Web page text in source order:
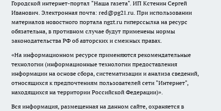
Городской интернет-портал "Наша газета". ИП Кстенин Сергей
Иванович. Электронная почта: red@pg21.ru. При использовании
материалов новостного портала ngzt.ru гиперссылка на ресурс
обязательна, в противном случае будут применены нормы
законодательства РФ об авторских и смежных правах.
«На информационном ресурсе применяются рекомендательные
технологии (информационные технологии предоставления
информации на основе сбора, систематизации и анализа сведений,
относящихся к предпочтениям пользователей сети "Интернет",
находящихся на территории Российской Федерации)».
Вся информация, размещенная на данном сайте, охраняется в